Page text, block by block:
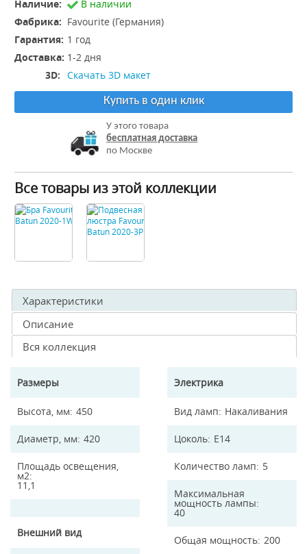
Наличие:
В наличии
Фабрика: Favourite (Германия)
Гарантия: 1 год
Доставка: 1-2 дня
3D: Скачать 3D макет
Купить в один клик
У этого товара
бесплатная доставка
по Москве
Все товары из этой коллекции
Характеристики
Описание
Вся коллекция
Размеры
Высота, мм 450
Диаметр, мм 420
Площадь освещения,
м2
11,1
Внешний вид
Электрика
Вид ламп Накаливания
Цоколь E14
Количество ламп 5
Максимальная
мощность лампы
40
Общая мощность 200